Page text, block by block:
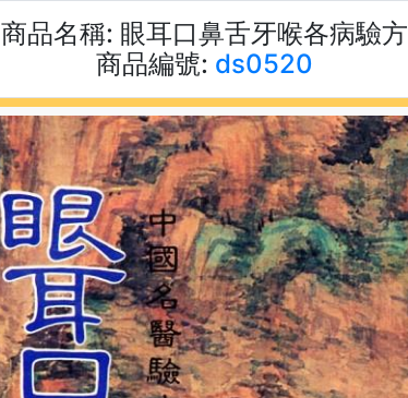
商品名稱: 眼耳口鼻舌牙喉各病驗方
商品編號: ds0520